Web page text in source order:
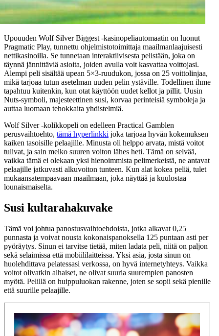
Upouuden Wolf Silver Biggest -kasinopeliautomaatin on luonut
Pragmatic Play, tunnettu ohjelmistotoimittaja maailmanlaajuisesti
nettikasinoilla. Se tunnetaan interaktiivisesta pelistään, joka on
täynnä jännittäviä asioita, joiden avulla voit kasvattaa voittojasi.
Alempi peli sisältää upean 5×3-ruudukon, jossa on 25 voittolinjaa,
mikä tarjoaa tutun asetelman uuden pelin ystäville. Todellinen ihme
tapahtuu kuitenkin, kun otat käyttöön uudet kellot ja pillit. Uusin
Nuts-symboli, majesteettinen susi, korvaa perinteisiä symboleja ja
auttaa luomaan tehokkaita yhdistelmiä.
Wolf Silver -kolikkopeli on edelleen Practical Gamblen
perusvaihtoehto, tämä hyperlinkki joka tarjoaa hyvän kokemuksen
kaiken tasoisille pelaajille. Minusta oli helppo arvata, mistä voitot
tulivat, ja sain melko suuren voiton lähes heti. Tämä on selvää,
vaikka tämä ei olekaan yksi hienoimmista pelimerkeistä, ne antavat
pelaajille jatkuvasti alkuvoiton tunteen. Kun alat kokea peliä, tulet
mukaansatempaavaan maailmaan, joka näyttää ja kuulostaa
lounaismaiselta.
Susi kultarahakuvake
Tämä voi johtua panostusvaihtoehdoista, jotka alkavat 0,25
punnasta ja voivat nousta kokonaispanoksella 125 puntaan asti per
pyöräytys. Sinun ei tarvitse tietää, miten ladata peli, niitä on paljon
sekä selaimissa että mobiililaitteissa. Yksi asia, josta sinun on
huolehdittava pelatessasi verkossa, on hyvä internetyhteys. Vaikka
voitot olivatkin alhaiset, ne olivat suuria suurempien panosten
myötä. Pelillä on huippuluokan rakenne, joten se sopii sekä pienille
että suurille pelaajille.